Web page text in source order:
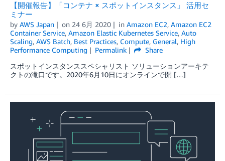
【開催報告】「コンテナ × スポットインスタンス」 活用セ
ミナー
by AWS Japan on 24 6月 2020 in Amazon EC2, Amazon EC2
Container Service, Amazon Elastic Kubernetes Service, Auto
Scaling, AWS Batch, Best Practices, Compute, General, High
Performance Computing
Permalink
Share
スポットインスタンススペシャリスト ソリューションアーキテ
クトの滝口です。2020年6月10日にオンラインで開 […]